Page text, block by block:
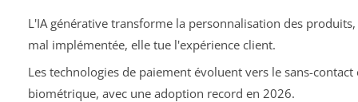
L'IA générative transforme la personnalisation des
mal implémentée, elle tue l'expérience client.
Les technologies de paiement évoluent vers le sans-contact
biométrique, avec une adoption record en 2026.